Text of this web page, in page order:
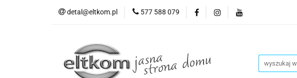
detal@eltkom.pl 577 588 079
O nas Informacje